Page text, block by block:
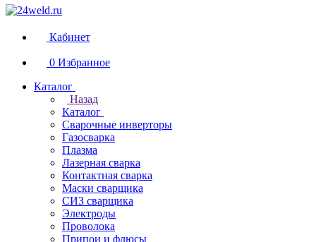
Кабинет
0 Избранное
Каталог
Назад
Каталог
Сварочные инверторы
Газосварка
Плазма
Лазерная сварка
Контактная сварка
Маски сварщика
СИЗ сварщика
Электроды
Проволока
Припои и флюсы